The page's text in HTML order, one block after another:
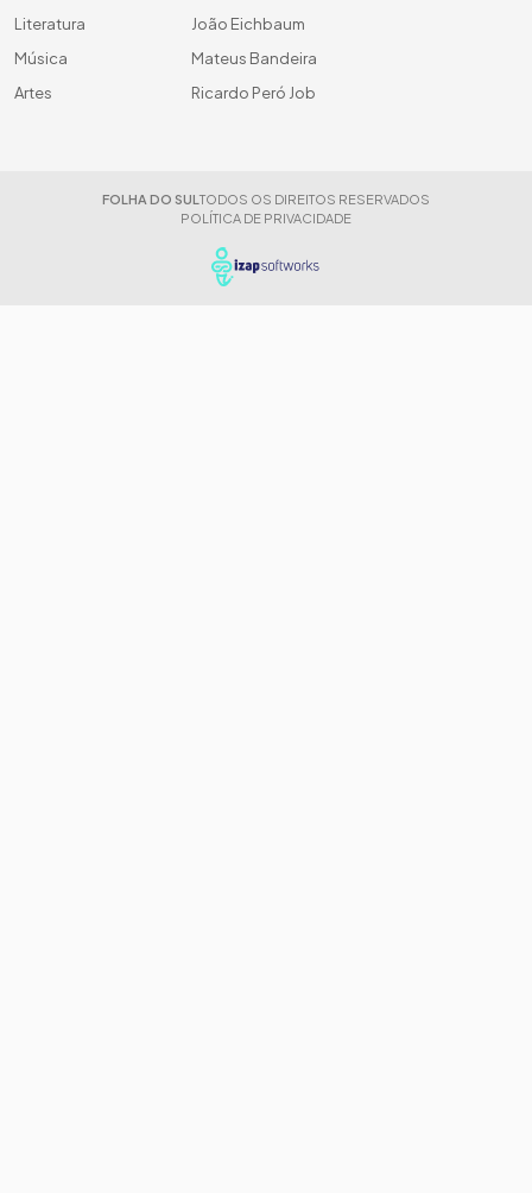
Literatura
Música
Artes
João Eichbaum
Mateus Bandeira
Ricardo Peró Job
FOLHA DO SUL TODOS OS DIREITOS RESERVADOS
POLÍTICA DE PRIVACIDADE